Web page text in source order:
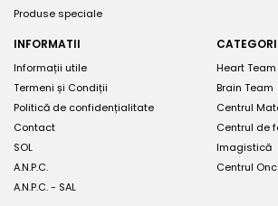
Produse speciale
INFORMATII
Informații utile
Termeni și Condiții
Politică de confidențialitate
Contact
SOL
A.N.P.C.
A.N.P.C. - SAL
Heart Team
Brain Team
Centrul
Centrul de
Imagistică
Centrul